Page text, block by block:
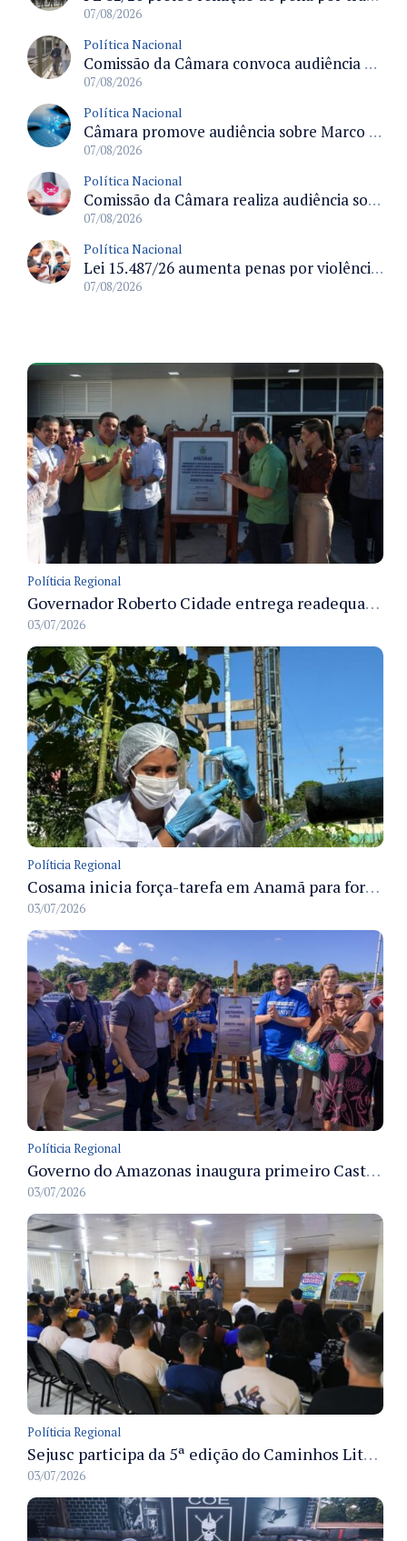
07/08/2026
Política Nacional
Comissão da Câmara convoca audiência para discutir misoginia nas escolas e universidades após divulgação de listas misóginas
07/08/2026
Política Nacional
Câmara promove audiência sobre Marco de Fomento à Economia Digital e impactos da inteligência artificial
07/08/2026
Política Nacional
Comissão da Câmara realiza audiência sobre apostas online para medir o tamanho do mercado ilegal
07/08/2026
Política Nacional
Lei 15.487/26 aumenta penas por violência sexual digital contra crianças e adolescentes e autoriza ronda virtual para investigação
07/08/2026
Políticia Regional
Governador Roberto Cidade entrega readequação do ambulatório da FCecon e amplia capacidade de atendimento oncológico em Manaus
03/07/2026
Políticia Regional
Cosama inicia força-tarefa em Anamã para fortalecer abastecimento de água e segurança hídrica da população
03/07/2026
Políticia Regional
Governo do Amazonas inaugura primeiro Castramóvel Fluvial para atendimento veterinário às comunidades ribeirinhas e castração gratuita
03/07/2026
Políticia Regional
Sejusc participa da 5ª edição do Caminhos Literários com foco na cultura hip-hop nas unidades socioeducativas
03/07/2026